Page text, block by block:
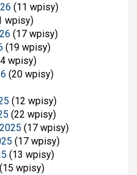
(11 wpisy)
wpisy)
(17 wpisy)
(19 wpisy)
wpisy)
(20 wpisy)
(12 wpisy)
(22 wpisy)
(17 wpisy)
(17 wpisy)
(13 wpisy)
(15 wpisy)